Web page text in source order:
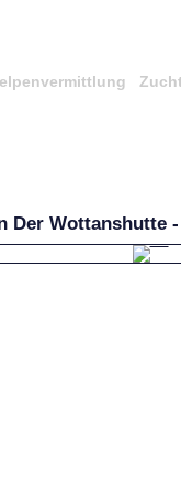
Zucht
Der Wottanshutte